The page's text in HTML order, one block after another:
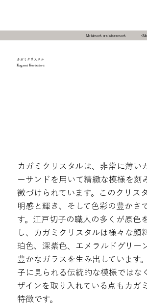
Metalwork and stonework
カガミクリスタル
Kagami Kurisutaru
カガミクリスタルは、非常に薄い
ーサンドを用いて精緻な模様を刻
徴づけられています。このクリス
明感と輝き、そして色彩の豊かさ
す。江戸切子の職人の多くが原色
し、カガミクリスタルは様々な顔
珀色、深紫色、エメラルドグリー
豊かなガラスを生み出しています
子に見られる伝統的な模様ではな
ザインを取り入れている点もカガ
特徴です。